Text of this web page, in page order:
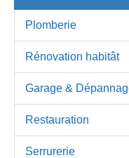
Plomberie
Rénovation habitât
Garage &
Restauration
Serrurerie